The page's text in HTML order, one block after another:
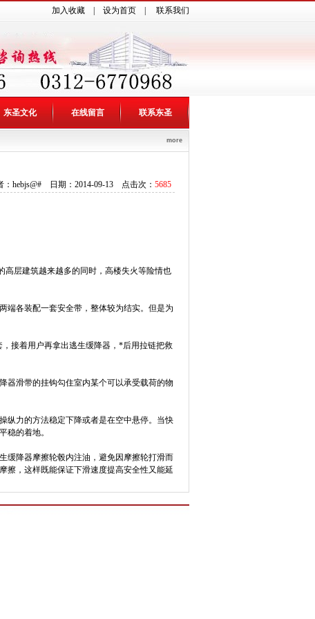
加入收藏 设为首页 联系我们
联系东圣
在线留言
东圣文化
more
：hebjs@# 日期：2014-09-13 点击次： 5685
层建筑越来越多的同时，高楼失火等险情也
各装配一套安全带，整体较为结实。但是为
接着用户再拿出逃生缓降器，*后用拉链把救
滑带的挂钩勾住室内某个可以承受载荷的物
力的方法稳定下降或者是在空中悬停。当快
稳的着地。
降器摩擦轮毂内注油，避免因摩擦轮打滑而
擦，这样既能保证下滑速度提高安全性又能延